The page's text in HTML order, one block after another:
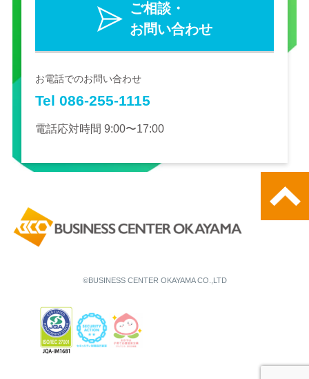
ご相談・
お問い合わせ
お電話でのお問い合わせ
Tel 086-255-1115
電話応対時間 9:00〜17:00
©BUSINESS CENTER OKAYAMA CO.,LTD